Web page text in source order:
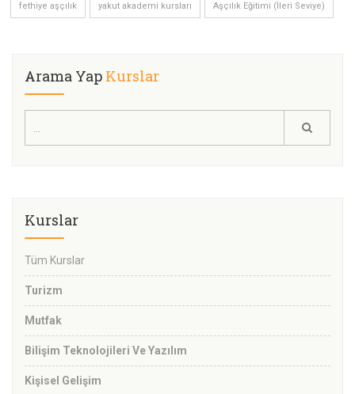
fethiye aşçılık yakut akademi kursları Aşçılık Eğitimi (İleri Seviye)
Arama Yap Kurslar
Kurslar
Tüm Kurslar
Turizm
Mutfak
Bilişim Teknolojileri Ve Yazılım
Kişisel Gelişim